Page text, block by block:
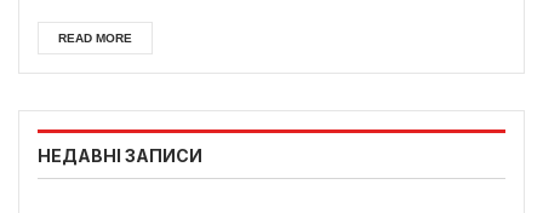
READ MORE
НЕДАВНІ ЗАПИСИ